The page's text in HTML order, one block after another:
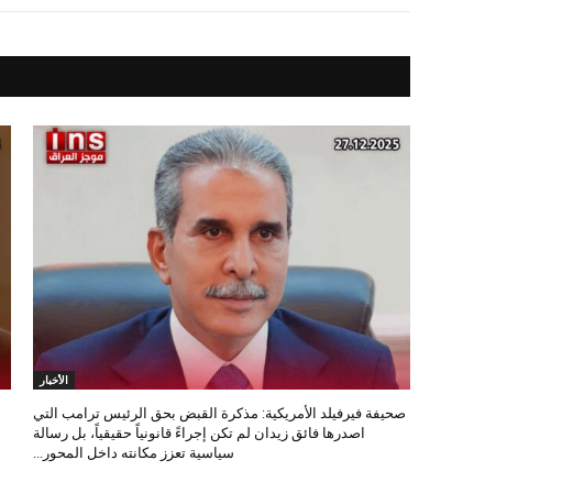
الأخبار
صحيفة فيرفيلد الأمريكية: مذكرة القبض بحق الرئيس ترامب التي
اصدرها فائق زيدان لم تكن إجراءً قانونياً حقيقياً، بل رسالة
سياسية تعزز مكانته داخل المحور...